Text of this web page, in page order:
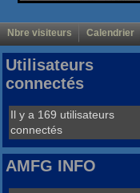
Nbre visiteurs Calendrier
Utilisateurs
connectés
Il y a 169 utilisateurs
connectés
AMFG INFO